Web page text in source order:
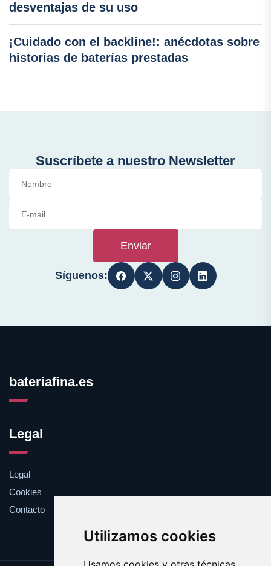
Utilizamos cookies
desventajas de su uso
¡Cuidado con el backline!: anécdotas sobre
historias de baterías prestadas
Suscríbete a nuestro Newsletter
Enviar
Síguenos:
bateriafina.es
Legal
Legal
Cookies
Contacto